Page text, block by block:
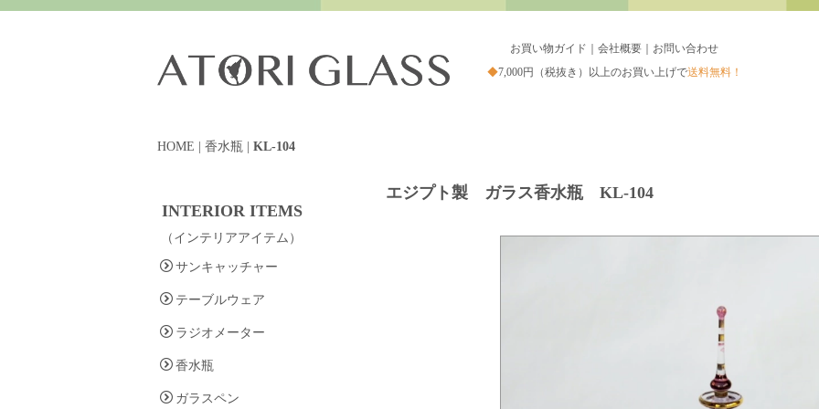
お買い物ガイド 会社概要
お問い合わせ
◆7,000円（税抜き）以上のお買い上げで送料無料！
HOME 香水瓶 KL-104
エジプト製 ガラス香水瓶 KL-104
INTERIOR ITEMS
（インテリアアイテム）
サンキャッチャー
テーブルウェア
ラジオメーター
香水瓶
ガラスペン